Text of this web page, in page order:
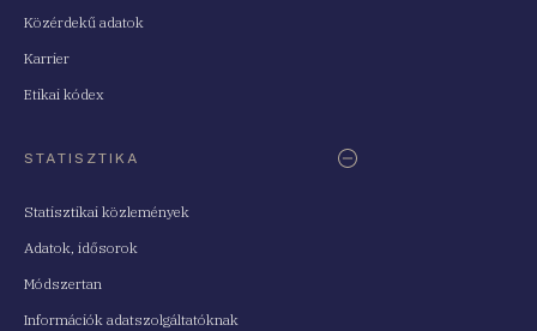
Közérdekű adatok
Karrier
Etikai kódex
STATISZTIKA
Statisztikai közlemények
Adatok, idősorok
Módszertan
Információk adatszolgáltatóknak